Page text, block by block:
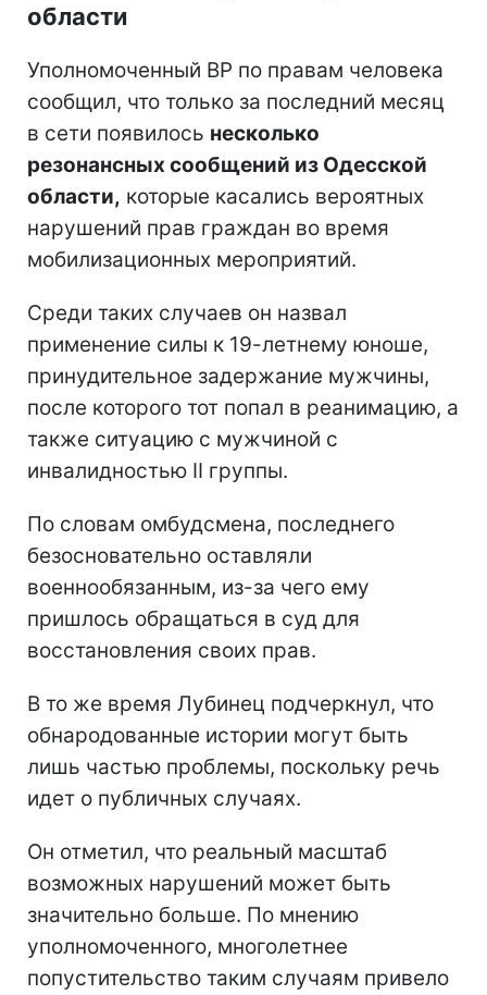
области
Уполномоченный ВР по правам человека
сообщил, что только за последний месяц
в сети появилось несколько
резонансных сообщений из Одесской
области, которые касались вероятных
нарушений прав граждан во время
мобилизационных мероприятий.
Среди таких случаев он назвал
применение силы к 19-летнему юноше,
принудительное задержание мужчины,
после которого тот попал в реанимацию, а
также ситуацию с мужчиной с
инвалидностью II группы.
По словам омбудсмена, последнего
безосновательно оставляли
военнообязанным, из-за чего ему
пришлось обращаться в суд для
восстановления своих прав.
В то же время Лубинец подчеркнул, что
обнародованные истории могут быть
лишь частью проблемы, поскольку речь
идет о публичных случаях.
Он отметил, что реальный масштаб
возможных нарушений может быть
значительно больше. По мнению
уполномоченного, многолетнее
попустительство таким случаям привело